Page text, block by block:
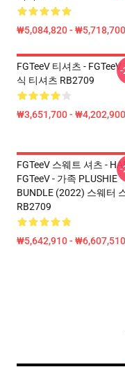
₩5,084,820 - ₩5,718,700
FGTeeV 티셔츠 - FGTeeV
식 티셔츠 RB2709
₩3,651,700 - ₩4,202,900
-
FGTeeV 스웨트 셔츠 -
FGTeeV - 가족 PLUSHIE
BUNDLE (2022) 스웨터
RB2709
₩5,642,910 - ₩6,607,510
-